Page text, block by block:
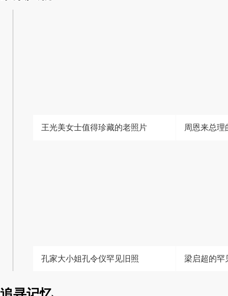
王光美女士值得珍藏的老照片 周恩来总理
孔家大小姐孔令仪罕见旧照 梁启超的罕